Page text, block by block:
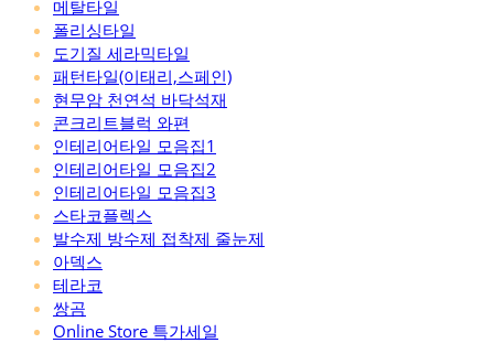
메탈타일
폴리싱타일
도기질 세라믹타일
패턴타일(이태리,스페인)
현무암 천연석 바닥석재
콘크리트블럭 와편
인테리어타일 모음집1
인테리어타일 모음집2
인테리어타일 모음집3
스타코플렉스
발수제 방수제 접착제 줄눈제
아덱스
테라코
쌍곰
Online Store 특가세일